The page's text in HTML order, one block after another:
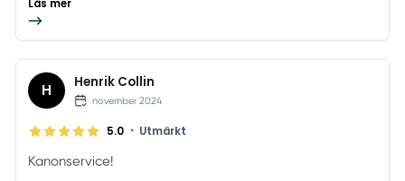
Läs mer
H Henrik Collin
november 2024
5.0 • Utmärkt
Kanonservice!